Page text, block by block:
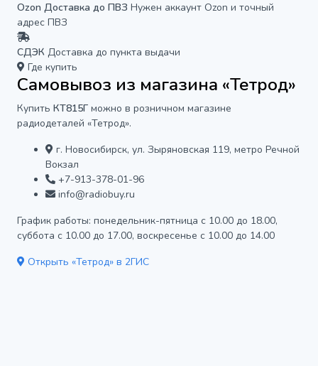
Ozon Доставка до ПВЗ Нужен аккаунт Ozon и точный
адрес ПВЗ
СДЭК Доставка до пункта выдачи
Где купить
Самовывоз из магазина «Тетрод»
Купить КТ815Г можно в розничном магазине
радиодеталей «Тетрод».
г. Новосибирск, ул. Зыряновская 119, метро Речной
Вокзал
+7-913-378-01-96
info@radiobuy.ru
График работы: понедельник-пятница с 10.00 до 18.00,
суббота с 10.00 до 17.00, воскресенье с 10.00 до 14.00
Открыть «Тетрод» в 2ГИС